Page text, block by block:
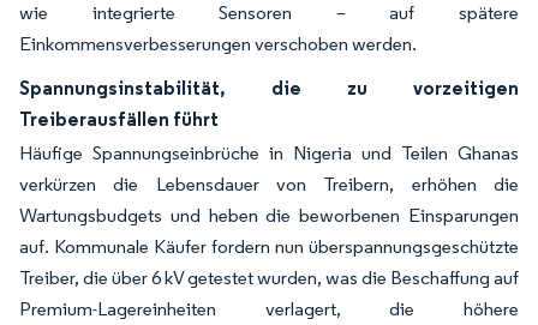
wie integrierte Sensoren – auf spätere
Einkommensverbesserungen verschoben werden.
Spannungsinstabilität, die zu vorzeitigen
Treiberausfällen führt
Häufige Spannungseinbrüche in Nigeria und Teilen Ghanas
verkürzen die Lebensdauer von Treibern, erhöhen die
Wartungsbudgets und heben die beworbenen Einsparungen
auf. Kommunale Käufer fordern nun überspannungsgeschützte
Treiber, die über 6 kV getestet wurden, was die Beschaffung auf
Premium-Lagereinheiten verlagert, die höhere